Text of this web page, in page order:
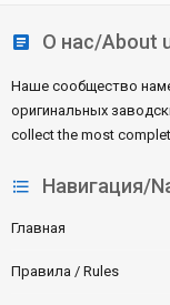
О нас/About
Наше сообщество
оригинальных
collect the most
Навигация/
Главная
Правила / Rules